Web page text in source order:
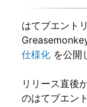
はてブエント
仕様化 を公開
リリース直後
のはてブエン